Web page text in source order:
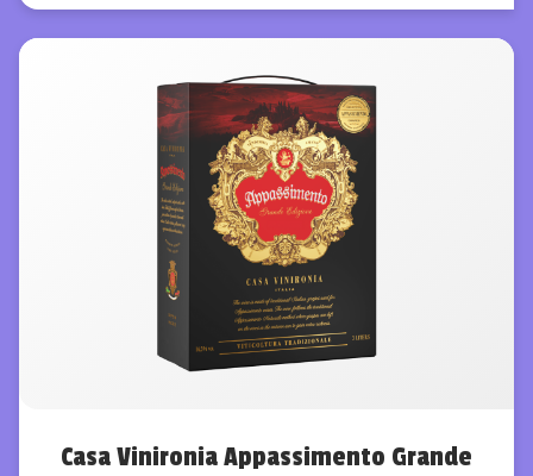
Casa Vinironia Appassimento Grande